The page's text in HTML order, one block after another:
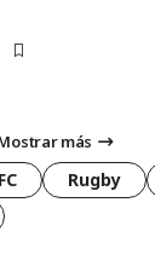
más
Rugby